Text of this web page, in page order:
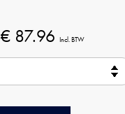
€ 87.96 Incl. BTW